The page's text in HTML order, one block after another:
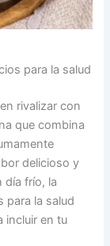
para la salud
rivalizar con
que combina
delicioso y
día frío, la
para la salud
incluir en tu